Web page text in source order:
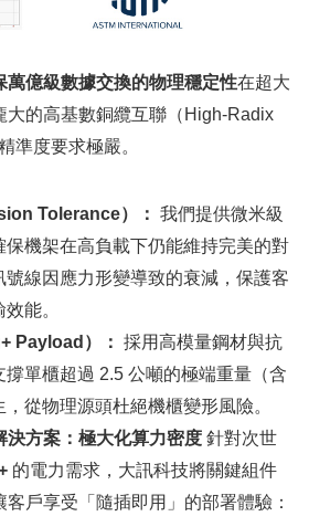
萬億級數據交換的物理穩定性在超大
大的高基數銅纜互聯（ High-Radix
準度要求極嚴。
Tolerance）： 我們提供微米級
保機架在高負載下仍能維持完美的對
線因應力形變導致的衰減，保護客
能。
Payload ）： 採用高模量鋼材與抗
撐單櫃超過 2.5 公噸的極端重量（含
從物理源頭杜絕機櫃變形風險。
決方案：極大化算力密度 針對次世
的電力需求，大訊科技將關鍵組件
戶享受「隨插即用」的部署體驗：